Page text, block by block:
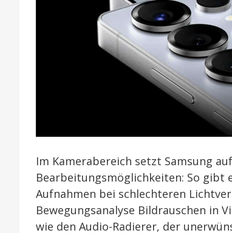
Im Kamerabereich setzt Samsung
Bearbeitungsmöglichkeiten: So gibt
Aufnahmen bei schlechteren
Bewegungsanalyse Bildrauschen in
wie den Audio-Radierer, der